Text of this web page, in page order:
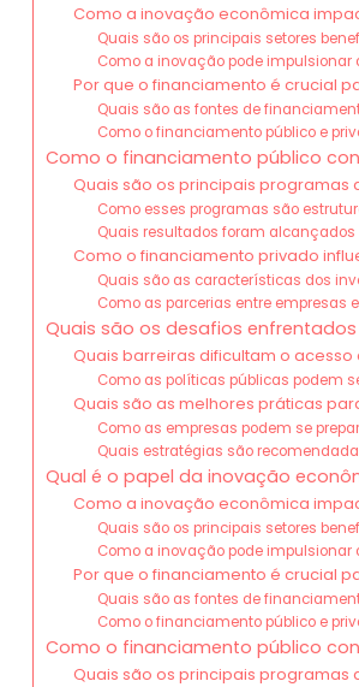
Como a inovação econômica
Quais são os principais setores
Como a inovação pode
Por que o financiamento é crucial
Quais são as fontes de
Como o financiamento público e
Como o financiamento público
Quais são os principais programas
Como esses programas são
Quais resultados foram
Como o financiamento privado
Quais são as características dos
Como as parcerias entre empresas
Quais são os desafios
Quais barreiras dificultam o
Como as políticas públicas podem
Quais são as melhores práticas
Como as empresas podem se
Quais estratégias são
Qual é o papel da inovação
Como a inovação econômica
Quais são os principais setores
Como a inovação pode
Por que o financiamento é crucial
Quais são as fontes de
Como o financiamento público e
Como o financiamento público
Quais são os principais programas